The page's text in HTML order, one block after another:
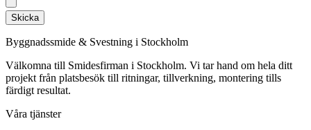
Skicka
Byggnadssmide & Svestning i Stockholm
Välkomna till Smidesfirman i Stockholm. Vi tar hand om hela ditt
projekt från platsbesök till ritningar, tillverkning, montering tills
färdigt resultat.
Våra tjänster